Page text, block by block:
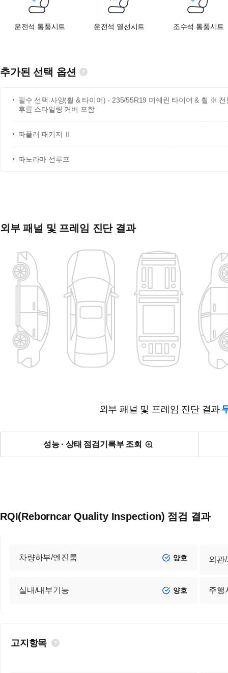
운전석 통풍시트 운전석 열선시트 조수석 통풍시트
추가된 선택 옵션
필수 선택 사양(휠 & 타이어) - 235/55R19 미쉐린 타이어 & 휠 ※
후륜 스타일링 커버 포함
파퓰러 패키지 Ⅱ
파노라마 선루프
외부 패널 및 프레임 진단 결과
외부 패널 및 프레임 진단 결과
성능 · 상태 점검기록부 조회
RQI(Reborncar Quality Inspection) 점검 결과
차량하부/엔진룸 양호 외관
실내/내부기능 양호 주행
고지항목